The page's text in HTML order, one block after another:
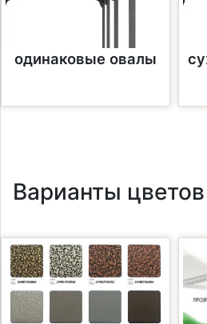
одинаковые овалы
Варианты цветов